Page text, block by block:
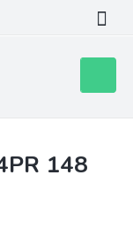
košík
148